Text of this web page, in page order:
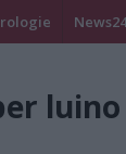
News24
luino